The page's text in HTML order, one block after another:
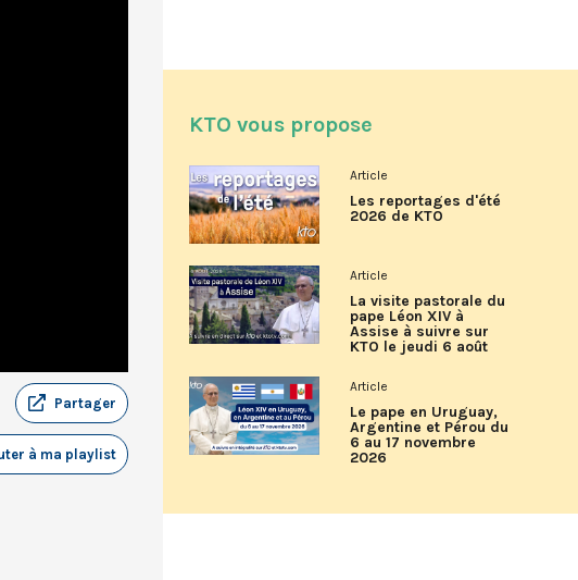
Partager
à ma playlist
KTO vous propose
Article
Les reportages d'été
2026 de KTO
Article
La visite pastorale du
pape Léon XIV à
Assise à suivre sur
KTO le jeudi 6 août
Article
Le pape en Uruguay,
Argentine et Pérou du
6 au 17 novembre
2026